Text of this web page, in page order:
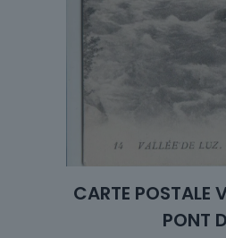
CARTE POSTALE
PONT